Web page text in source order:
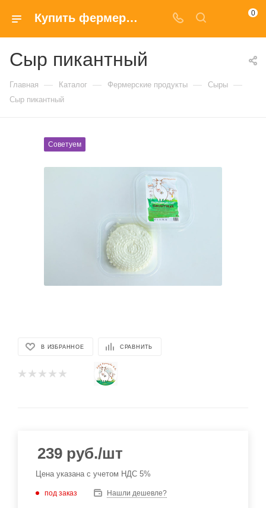
Купить фермерский Сыр пикантный с доставкой на дом в Москве 0
Сыр пикантный
Главная — Каталог — Фермерские продукты — Сыры —
Сыр пикантный
Советуем
В ИЗБРАННОЕ СРАВНИТЬ
239 руб./шт
Цена указана с учетом НДС 5%
под заказ Нашли дешевле?